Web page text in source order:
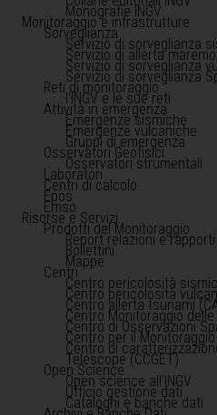
Monografie INGV
Monitoraggio e infrastrutture
Sorveglianza
Servizio di sorveglianza
Servizio di allerta
Servizio di sorveglianza
Servizio di sorveglianza
Reti di monitoraggio
l'INGV e le sue reti
Attività in emergenza
Emergenze sismiche
Emergenze vulcaniche
Gruppi di emergenza
Osservatori Geofisici
Osservatori strumentali
Laboratori
Centri di calcolo
Epos
Emso
Risorse e Servizi
Prodotti del Monitoraggio
Report relazioni e rapporti
Bollettini
Mappe
Centri
Centro pericolosità
Centro pericolosità
Centro allerta tsunami
Centro Monitoraggio
Centro di Osservazioni
Centro per il
Centro di
Telescope (CCGET)
Open Science
Open science all'INGV
Ufficio gestione dati
Cataloghi e banche dati